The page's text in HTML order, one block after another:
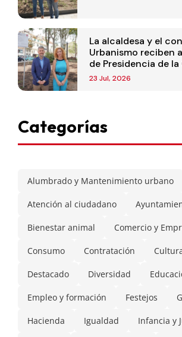
La alcaldesa y el
Urbanismo reciben
de Presidencia de
de Madrid
23 Jul, 2026
Categorías
Alumbrado y Mantenimiento urbano
Atención al ciudadano
Bienestar animal Comercio y
Consumo Contratación
Destacado Diversidad
Empleo y formación Festejos
Hacienda Igualdad Infancia y